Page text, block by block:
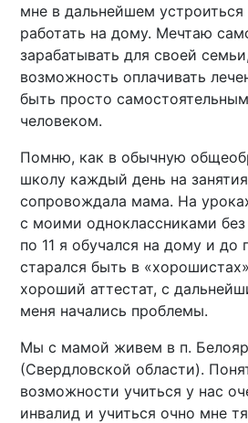
мне в дальнейшем устроиться
работать на дому. Мечтаю
зарабатывать для своей
возможность оплачивать
быть просто
человеком.
Помню, как в обычную
школу каждый день на
сопровождала мама. На
с моими одноклассниками
по 11 я обучался на дому и до
старался быть в
хороший аттестат, с
меня начались проблемы.
Мы с мамой живем в п.
(Свердловской области).
возможности учиться у нас
инвалид и учиться очно мне